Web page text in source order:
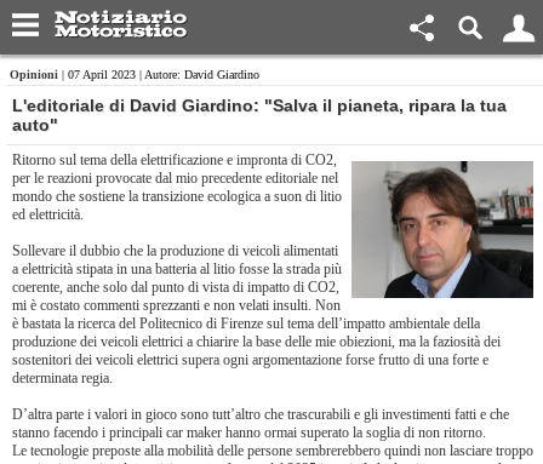
Opinioni | 07 April 2023 | Autore: David Giardino
L'editoriale di David Giardino: "​Salva il pianeta, ripara la tua
auto"
Ritorno sul tema della elettrificazione e impronta di CO2,
per le reazioni provocate dal mio precedente editoriale nel
mondo che sostiene la transizione ecologica a suon di litio
ed elettricità.
Sollevare il dubbio che la produzione di veicoli alimentati
a elettricità stipata in una batteria al litio fosse la strada più
coerente, anche solo dal punto di vista di impatto di CO2,
mi è costato commenti sprezzanti e non velati insulti. Non
è bastata la ricerca del Politecnico di Firenze sul tema dell’impatto ambientale della
produzione dei veicoli elettrici a chiarire la base delle mie obiezioni, ma la faziosità dei
sostenitori dei veicoli elettrici supera ogni argomentazione forse frutto di una forte e
determinata regia.
D’altra parte i valori in gioco sono tutt’altro che trascurabili e gli investimenti fatti e che
stanno facendo i principali car maker hanno ormai superato la soglia di non ritorno.
Le tecnologie preposte alla mobilità delle persone sembrerebbero quindi non lasciare troppo